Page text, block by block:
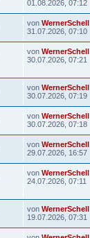
01.08.2026, 07:12
von WernerSchell
31.07.2026, 07:10
von WernerSchell
30.07.2026, 07:21
von WernerSchell
30.07.2026, 07:19
von WernerSchell
30.07.2026, 07:18
von WernerSchell
29.07.2026, 16:57
von WernerSchell
24.07.2026, 07:11
von WernerSchell
19.07.2026, 07:31